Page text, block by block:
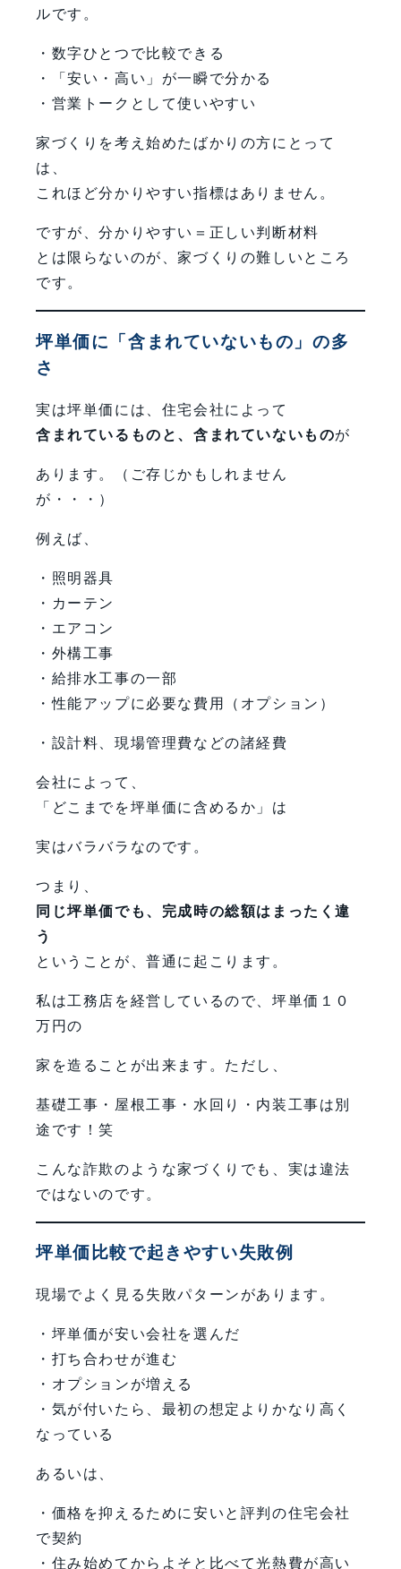
ルです。
・数字ひとつで比較できる
・「安い・高い」が一瞬で分かる
・営業トークとして使いやすい
家づくりを考え始めたばかりの方にとって
は、
これほど分かりやすい指標はありません。
ですが、分かりやすい＝正しい判断材料
とは限らないのが、家づくりの難しいところ
です。
坪単価に「含まれていないもの」の多
さ
実は坪単価には、住宅会社によって
含まれているものと、含まれていないものが
あります。（ご存じかもしれません
が・・・）
例えば、
・照明器具
・カーテン
・エアコン
・外構工事
・給排水工事の一部
・性能アップに必要な費用（オプション）
・設計料、現場管理費などの諸経費
会社によって、
「どこまでを坪単価に含めるか」は
実はバラバラなのです。
つまり、
同じ坪単価でも、完成時の総額はまったく違
う
ということが、普通に起こります。
私は工務店を経営しているので、坪単価１０
万円の
家を造ることが出来ます。ただし、
基礎工事・屋根工事・水回り・内装工事は別
途です！笑
こんな詐欺のような家づくりでも、実は違法
ではないのです。
坪単価比較で起きやすい失敗例
現場でよく見る失敗パターンがあります。
・坪単価が安い会社を選んだ
・打ち合わせが進む
・オプションが増える
・気が付いたら、最初の想定よりかなり高く
なっている
あるいは、
・価格を抑えるために安いと評判の住宅会社
で契約
・住み始めてからよそと比べて光熱費が高い